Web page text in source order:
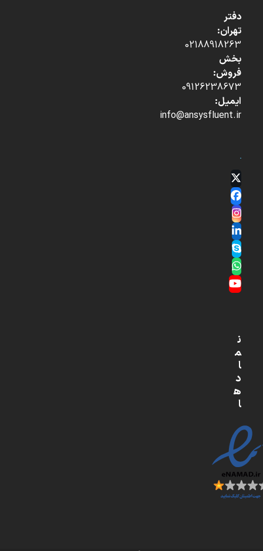
دفتر
تهران:
02188918263
بخش
فروش:
09126238673
ایمیل:
info@ansysfluent.ir
Twitter
(deprecated)
Facebook
Instagram
LinkedIn
Skype
Whatsapp
YouTube
ن
م
ا
د
ه
ا